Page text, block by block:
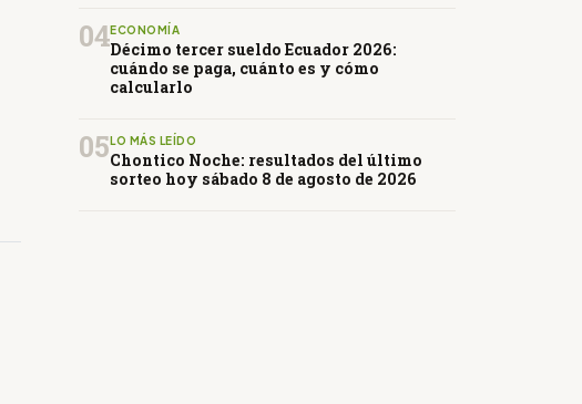
04ECONOMÍA
Décimo tercer sueldo Ecuador 2026:
cuándo se paga, cuánto es y cómo
calcularlo
05 LO MÁS LEÍDO
Chontico Noche: resultados del último
sorteo hoy sábado 8 de agosto de 2026